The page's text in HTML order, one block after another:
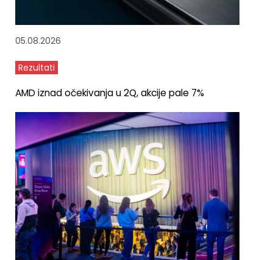
05.08.2026
Rezultati
AMD iznad očekivanja u 2Q, akcije pale 7%